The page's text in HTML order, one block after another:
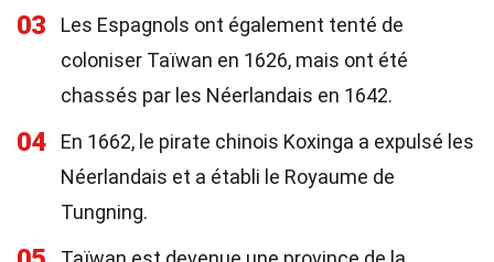
03
Les Espagnols ont également tenté de
coloniser Taïwan en 1626, mais ont été
chassés par les Néerlandais en 1642.
04
En 1662, le pirate chinois Koxinga a expulsé les
Néerlandais et a établi le Royaume de
Tungning.